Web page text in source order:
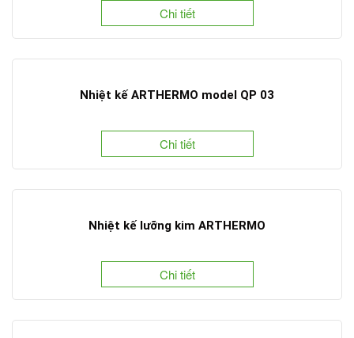
Chi tiết
Nhiệt kế ARTHERMO model QP 03
Chi tiết
Nhiệt kế lưỡng kim ARTHERMO
Chi tiết